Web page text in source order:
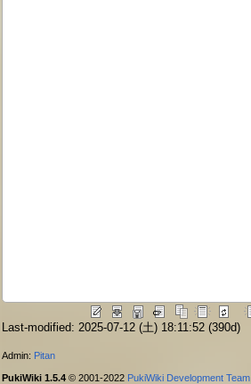
Last-modified: 2025-07-12 (土) 18:11:52 (390d)
Admin: Pitan
PukiWiki 1.5.4 © 2001-2022 PukiWiki Development Team